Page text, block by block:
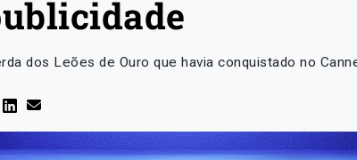
dos Leões de Ouro que havia conquistado no